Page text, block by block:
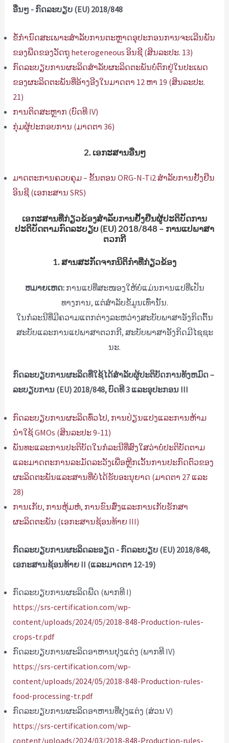
ອື່ນໆ - ກົດລະບຽບ (EU) 2018/848
ຂໍ້ກໍານົດສະເພາະສໍາລັບການຕະຫຼາດອຸປະກອນການຈະເລີນພັນ
ຂອງພືດຂອງວັດຖຸ heterogeneous ອິນຊີ (ສິນລະປະ. 13)
ກົດລະບຽບການຜະລິດສໍາລັບຜະລິດຕະພັນບໍ່ຕົກຢູ່ໃນປະເພດ
ຂອງຜະລິດຕະພັນທີ່ອ້າງອີງໃນມາດຕາ 12 ຫາ 19 (ສິນລະປະ.
21)
ການຕິດສະຫຼາກ (ບົດທີ IV)
ກຸ່ມຜູ້ປະກອບການ (ມາດຕາ 36)
2. ເອກະສານອື່ນໆ
ມາດຕະການຄວບຄຸມ – ຂັ້ນຕອນ ORG-N-Ti2 ສໍາລັບການຢັ້ງຢືນ
ອິນຊີ (ເອກະສານ SRS)
ເອກະສານທີ່ກ່ຽວຂ້ອງສໍາລັບການຢັ້ງຢືນຜູ້ປະຕິບັດການ
ປະຕິບັດຕາມກົດລະບຽບ (EU) 2018/848 – ການແປພາສາ
ຕວກກີ
1. ສານສະກັດຈາກນິຕິກໍາທີ່ກ່ຽວຂ້ອງ
ຫມາຍ​ເຫດ​: ການແປທີ່ສະໜອງໃຫ້ບໍ່ແມ່ນການແປທີ່ເປັນ
ທາງການ, ແຕ່ສໍາລັບຂໍ້ມູນເທົ່ານັ້ນ.
ໃນ​ກໍ​ລະ​ນີ​ທີ່​ມີ​ຄວາມ​ແຕກ​ຕ່າງ​ລະ​ຫວ່າງ​ສະ​ບັບ​ພາ​ສາ​ອັງ​ກິດ​ຕົ້ນ​
ສະ​ບັບ​ແລະ​ການ​ແປ​ພາ​ສາ​ຕວກ​ກີ​, ສະ​ບັບ​ພາ​ສາ​ອັງ​ກິດ​ມີ​ໄຊ​ຊະ​
ນະ​.
ກົດ​ລະ​ບຽບ​ການ​ຜະ​ລິດ​ທີ່​ໃຊ້​ໄດ້​ສໍາ​ລັບ​ຜູ້​ປະ​ຕິ​ບັດ​ການ​ທັງ​ຫມົດ –
ລະ​ບຽບ​ການ (EU) 2018/848, ບົດ​ທີ 3 ແລະ​ອຸ​ປະ​ກອນ III
ກົດ​ລະ​ບຽບ​ການ​ຜະ​ລິດ​ທົ່ວ​ໄປ​, ການ​ປ່ຽນ​ແປງ​ແລະ​ການ​ຫ້າມ​
ນໍາ​ໃຊ້ GMOs (ສິນ​ລະ​ປະ 9-11​)
ພັນທະແລະການປະຕິບັດໃນກໍລະນີທີ່ສົງໃສວ່າບໍ່ປະຕິບັດຕາມ
ແລະມາດຕະການລະມັດລະວັງເພື່ອຫຼີກເວັ້ນການປະກົດຕົວຂອງ
ຜະລິດຕະພັນແລະສານທີ່ບໍ່ໄດ້ຮັບອະນຸຍາດ (ມາດຕາ 27 ແລະ
28)
ການເກັບ, ການຫຸ້ມຫໍ່, ການຂົນສົ່ງແລະການເກັບຮັກສາ
ຜະລິດຕະພັນ (ເອກະສານຊ້ອນທ້າຍ III)
ກົດລະບຽບການຜະລິດລະອຽດ - ກົດລະບຽບ (EU) 2018/848,
ເອກະສານຊ້ອນທ້າຍ II (ແລະມາດຕາ 12-19)
ກົດລະບຽບການຜະລິດພືດ (ພາກທີ I)
https://srs-certification.com/wp-
content/uploads/2024/05/2018-848-Production-rules-
crops-tr.pdf
ກົດລະບຽບການຜະລິດອາຫານປຸງແຕ່ງ (ພາກທີ IV)
https://srs-certification.com/wp-
content/uploads/2024/05/2018-848-Production-rules-
food-processing-tr.pdf
ກົດລະບຽບການຜະລິດອາຫານທີ່ປຸງແຕ່ງ (ສ່ວນ V)
https://srs-certification.com/wp-
content/uploads/2024/03/2018-848-Production-rules-